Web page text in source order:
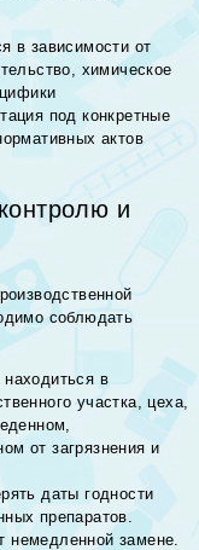
в зависимости от
химическое
под конкретные
актов
и
соблюдать
в
участка, цеха,
от загрязнения и
даты годности
препаратов.
немедленной замене.